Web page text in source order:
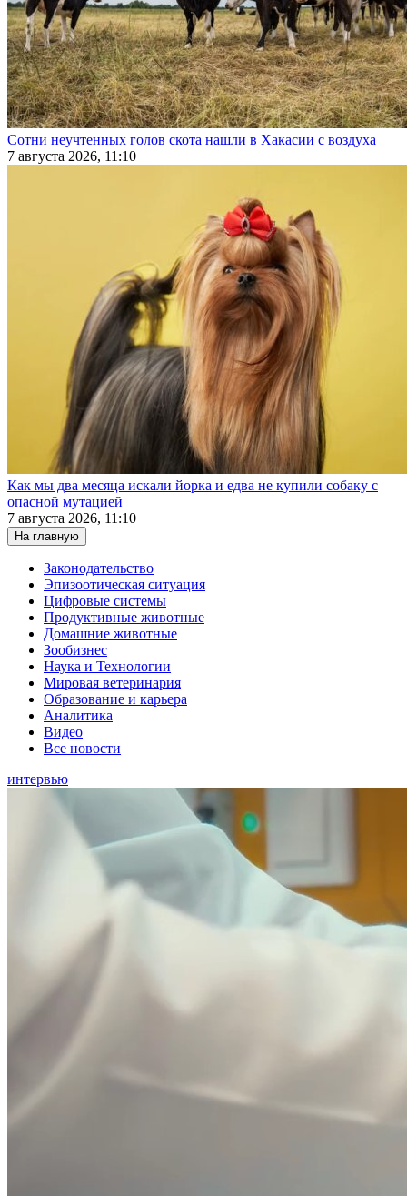
Сотни неучтенных голов скота нашли в Хакасии с воздуха
7 августа 2026, 11:10
Как мы два месяца искали йорка и едва не купили собаку с
опасной мутацией
7 августа 2026, 11:10
На главную
Законодательство
Эпизоотическая ситуация
Цифровые системы
Продуктивные животные
Домашние животные
Зообизнес
Наука и Технологии
Мировая ветеринария
Образование и карьера
Аналитика
Видео
Все новости
интервью